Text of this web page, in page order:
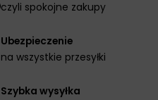
czyli spokojne zakupy
Ubezpieczenie
na wszystkie przesyłki
Szybka wysyłka